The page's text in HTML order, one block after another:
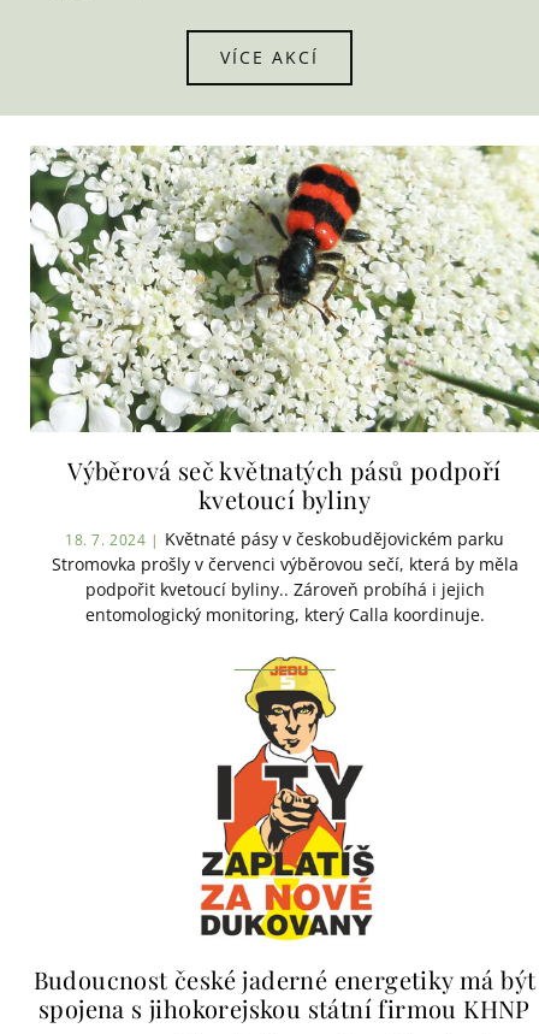
VÍCE AKCÍ
Výběrová seč květnatých pásů podpoří
kvetoucí byliny
18. 7. 2024 | Květnaté pásy v českobudějovickém parku
Stromovka prošly v červenci výběrovou sečí, která by měla
podpořit kvetoucí byliny.. Zároveň probíhá i jejich
entomologický monitoring, který Calla koordinuje.
Budoucnost české jaderné energetiky má být
spojena s jihokorejskou státní firmou KHNP